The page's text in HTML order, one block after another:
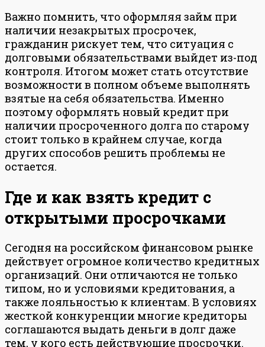
Важно помнить, что оформляя займ при
наличии незакрытых просрочек,
гражданин рискует тем, что ситуация с
долговыми обязательствами выйдет из-под
контроля. Итогом может стать отсутствие
возможности в полном объеме выполнять
взятые на себя обязательства. Именно
поэтому оформлять новый кредит при
наличии просроченного долга по старому
стоит только в крайнем случае, когда
других способов решить проблемы не
остается.
Где и как взять кредит с
открытыми просрочками
Сегодня на российском финансовом рынке
действует огромное количество кредитных
организаций. Они отличаются не только
типом, но и условиями кредитования, а
также лояльностью к клиентам. В условиях
жесткой конкуренции многие кредиторы
соглашаются выдать деньги в долг даже
тем, у кого есть действующие просрочки.